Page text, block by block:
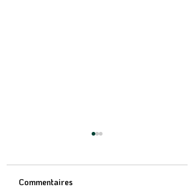
Commentaires